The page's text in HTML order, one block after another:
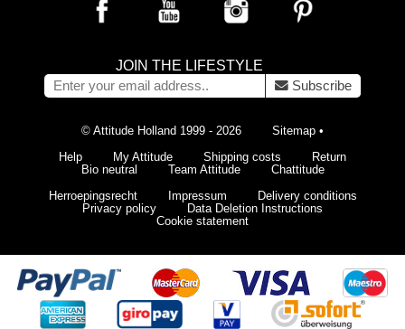
JOIN THE LIFESTYLE
Subscribe
© Attitude Holland 1999 - 2026 Sitemap •
Help
My Attitude Shipping costs
Return
Bio neutral
Team Attitude
Chattitude
Herroepingsrecht
Impressum
Delivery conditions
Privacy policy
Data Deletion Instructions
Cookie statement